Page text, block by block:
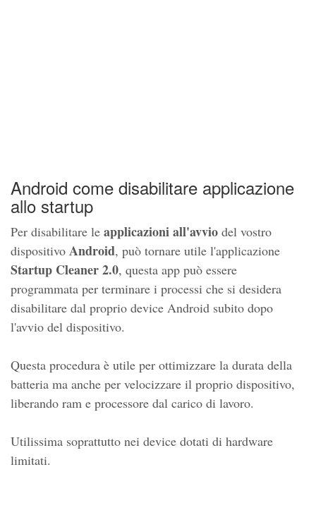
Android come disabilitare applicazione
allo startup
Per disabilitare le applicazioni all'avvio del vostro
dispositivo Android, può tornare utile l'applicazione
Startup Cleaner 2.0, questa app può essere
programmata per terminare i processi che si desidera
disabilitare dal proprio device Android subito dopo
l'avvio del dispositivo.
Questa procedura è utile per ottimizzare la durata della
batteria ma anche per velocizzare il proprio dispositivo,
liberando ram e processore dal carico di lavoro.
Utilissima soprattutto nei device dotati di hardware
limitati.